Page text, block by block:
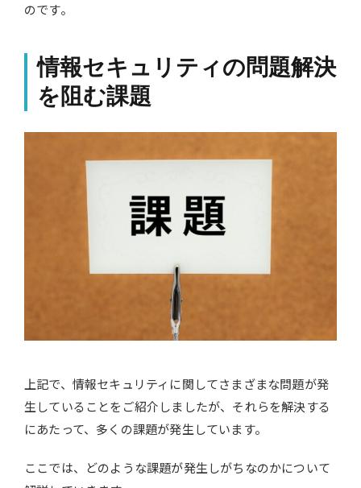
のです。
情報セキュリティの問題解決
を阻む課題
上記で、情報セキュリティに関してさまざまな問題が発
生していることをご紹介しましたが、それらを解決する
にあたって、多くの課題が発生しています。
ここでは、どのような課題が発生しがちなのかについて